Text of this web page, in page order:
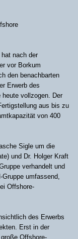
nach der
vor Borkum
den benachbarten
Erwerb des
heute vollzogen. Der
aus bis zu
von 400
Sigle um die
und Dr. Holger Kraft
verhandelt und
Gruppe umfassend,
Offshore-
des Erwerbs
Erst in der
Offshore-